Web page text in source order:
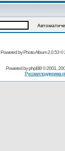
Powered by Photo Album 2.0.53 ©
Powered byphpBB© 2001,
Русская поддержка